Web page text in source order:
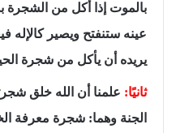
بالموت إذا أكل من الشجرة
عينه ستنفتح ويصير كالإله
يريده أن يأكل من شجرة
ثانيًا: علمنا أن الله خلق
الجنة وهما: شجرة معرفة